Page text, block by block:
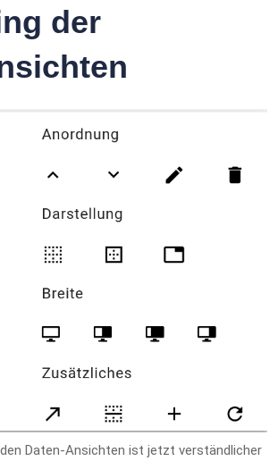
der
Daten-Ansichten ist jetzt verständlicher